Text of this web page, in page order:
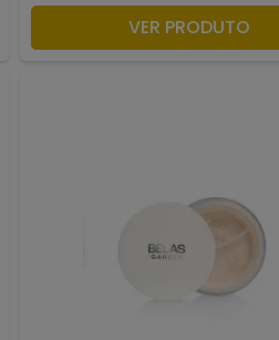
ADICIONAR À SACOLA
VER PRODUTO